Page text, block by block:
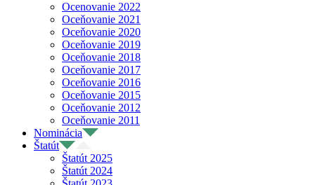
Ocenovanie 2022
Oceňovanie 2021
Oceňovanie 2020
Oceňovanie 2019
Oceňovanie 2018
Oceňovanie 2017
Oceňovanie 2016
Oceňovanie 2015
Oceňovanie 2012
Oceňovanie 2011
Nominácia
Štatút
Štatút 2025
Štatút 2024